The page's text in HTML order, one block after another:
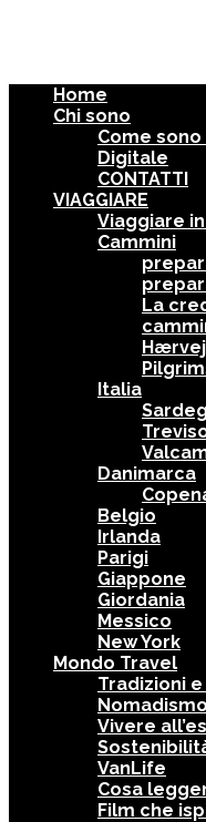
Home
Chi sono
Come
Digitale
CONTATTI
VIAGGIARE
Viaggiare
Cammini
La
Italia
Danimarca
Belgio
Irlanda
Parigi
Giappone
Giordania
Messico
New York
Mondo Travel
Tradizioni
Vivere
VanLife
Cosa
Film che